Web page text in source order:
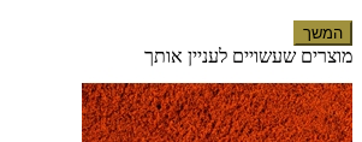
המשך
מוצרים שעשויים לעניין אותך